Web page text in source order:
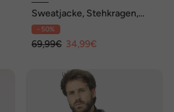
Sweatjacke, Stehkragen,
Zipper, bis 8 XL
- 50%
69,99€ 34,99€